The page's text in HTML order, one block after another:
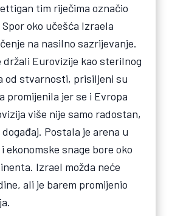
tim riječima označio
oko učešća Izraela
na nasilno sazrijevanje.
držali Eurovizije kao sterilnog
od stvarnosti, prisiljeni su
promijenila jer se i Evropa
više nije samo radostan,
Postala je arena u
ekonomske snage bore oko
Izrael možda neće
ali je barem promijenio